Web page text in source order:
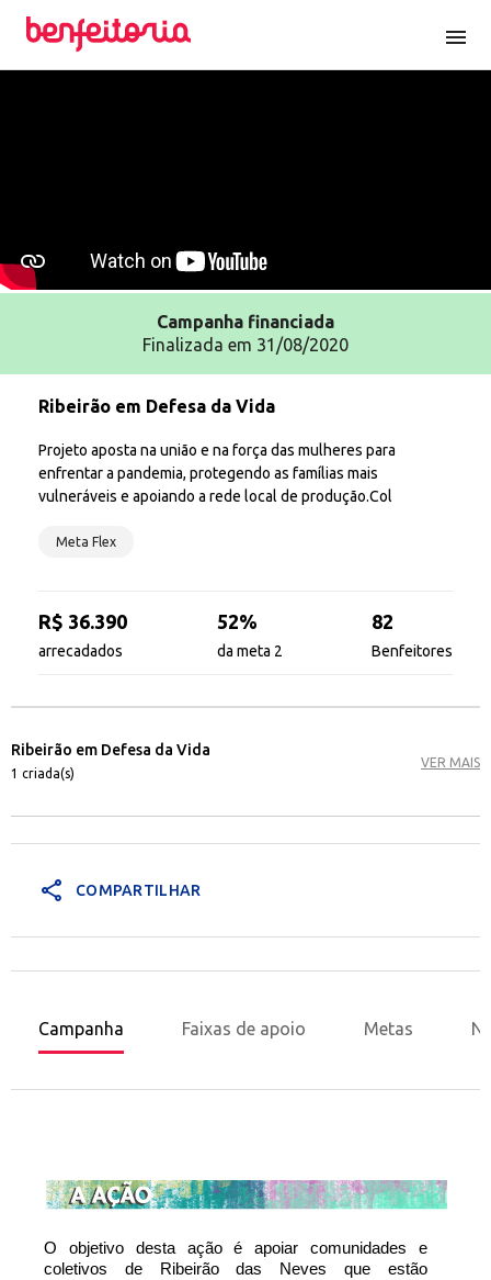
menu
Campanha financiada
Finalizada em 31/08/2020
Ribeirão em Defesa da Vida
Projeto aposta na união e na força das mulheres para
enfrentar a pandemia, protegendo as famílias mais
vulneráveis e apoiando a rede local de produção.Col
Meta Flex
R$ 36.390
arrecadados
52%
da meta 2
82
Benfeitores
Ribeirão em Defesa da Vida
1 criada(s)
VER MAIS
share COMPARTILHAR
Campanha Faixas de apoio Metas
O objetivo desta ação é apoiar comunidades e
coletivos de Ribeirão das Neves que estão